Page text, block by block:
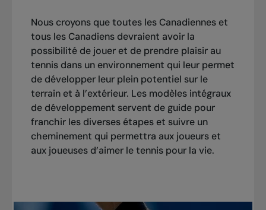
Nous croyons que toutes les Canadiennes et
tous les Canadiens devraient avoir la
possibilité de jouer et de prendre plaisir au
tennis dans un environnement qui leur permet
de développer leur plein potentiel sur le
terrain et à l’extérieur. Les modèles intégraux
de développement servent de guide pour
franchir les diverses étapes et suivre un
cheminement qui permettra aux joueurs et
aux joueuses d’aimer le tennis pour la vie.